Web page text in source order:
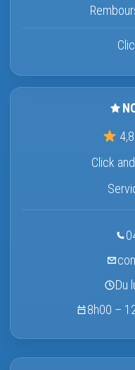
Click
Du
8h00 –